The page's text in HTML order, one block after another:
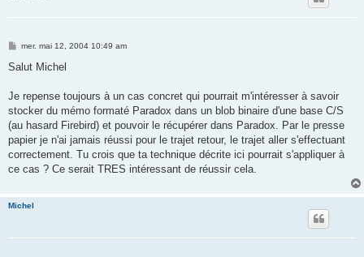
M
s
g
mer. mai 12, 2004 10:49 am
Salut Michel
Je repense toujours à un cas concret qui pourrait m'intéresser à savoir
stocker du mémo formaté Paradox dans un blob binaire d'une base C/S
(au hasard Firebird) et pouvoir le récupérer dans Paradox. Par le presse
papier je n'ai jamais réussi pour le trajet retour, le trajet aller s'effectuant
correctement. Tu crois que ta technique décrite ici pourrait s'appliquer à
ce cas ? Ce serait TRES intéressant de réussir cela.
Michel